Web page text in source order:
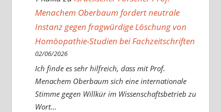
Menachem Oberbaum fordert neutrale
Instanz gegen fragwürdige Löschung von
Homöopathie-Studien bei Fachzeitschriften
02/06/2026
Ich finde es sehr hilfreich, dass mit Prof.
Menachem Oberbaum sich eine internationale
Stimme gegen Willkür im Wissenschaftsbetrieb zu
Wort…